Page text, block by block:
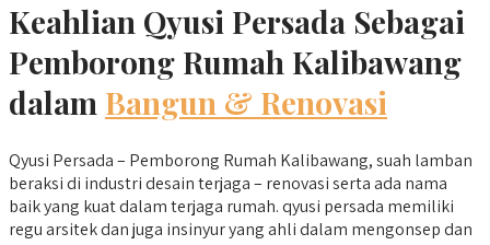
Keahlian Qyusi Persada Sebagai
Pemborong Rumah Kalibawang
dalam Bangun & Renovasi
Qyusi Persada – Pemborong Rumah Kalibawang, suah lamban
beraksi di industri desain terjaga – renovasi serta ada nama
baik yang kuat dalam terjaga rumah. qyusi persada memiliki
regu arsitek dan juga insinyur yang ahli dalam mengonsep dan